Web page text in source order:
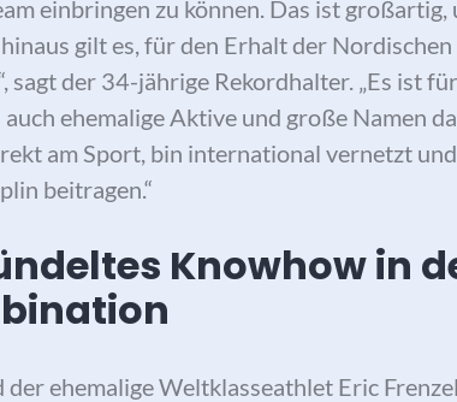
einbringen zu können. Das ist
gilt es, für den Erhalt der
sagt der 34-jährige Rekordhalter. „Es ist
auch ehemalige Aktive und große Namen
am Sport, bin international vernetzt
beitragen.“
Knowhow in
der ehemalige Weltklasseathlet Eric